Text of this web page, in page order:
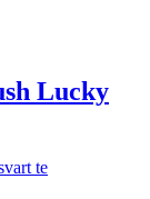
Lucky